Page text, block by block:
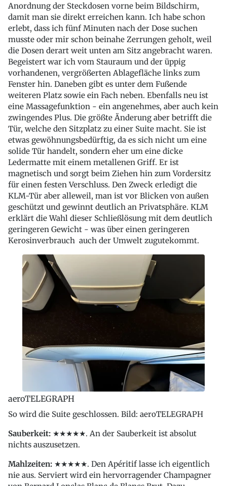
Anordnung der Steckdosen vorne beim Bildschirm,
damit man sie direkt erreichen kann. Ich habe schon
erlebt, dass ich fünf Minuten nach der Dose suchen
musste oder mir schon beinahe Zerrungen geholt, weil
die Dosen derart weit unten am Sitz angebracht waren.
Begeistert war ich vom Stauraum und der üppig
vorhandenen, vergrößerten Ablagefläche links zum
Fenster hin. Daneben gibt es unter dem Fußende
weiteren Platz sowie ein Fach neben. Ebenfalls neu ist
eine Massagefunktion - ein angenehmes, aber auch kein
zwingendes Plus. Die größte Änderung aber betrifft die
Tür, welche den Sitzplatz zu einer Suite macht. Sie ist
etwas gewöhnungsbedürftig, da es sich nicht um eine
solide Tür handelt, sondern eher um eine dicke
Ledermatte mit einem metallenen Griff. Er ist
magnetisch und sorgt beim Ziehen hin zum Vordersitz
für einen festen Verschluss. Den Zweck erledigt die
KLM-Tür aber alleweil, man ist vor Blicken von außen
geschützt und gewinnt deutlich an Privatsphäre. KLM
erklärt die Wahl dieser Schließlösung mit dem deutlich
geringeren Gewicht - was über einen geringeren
Kerosinverbrauch auch der Umwelt zugutekommt.
aeroTELEGRAPH
So wird die Suite geschlossen. Bild: aeroTELEGRAPH
Sauberkeit: ★★★★★. An der Sauberkeit ist absolut
nichts auszusetzen.
Mahlzeiten: ★★★★★. Den Apéritif lasse ich eigentlich
nie aus. Serviert wird ein hervorragender Champagner